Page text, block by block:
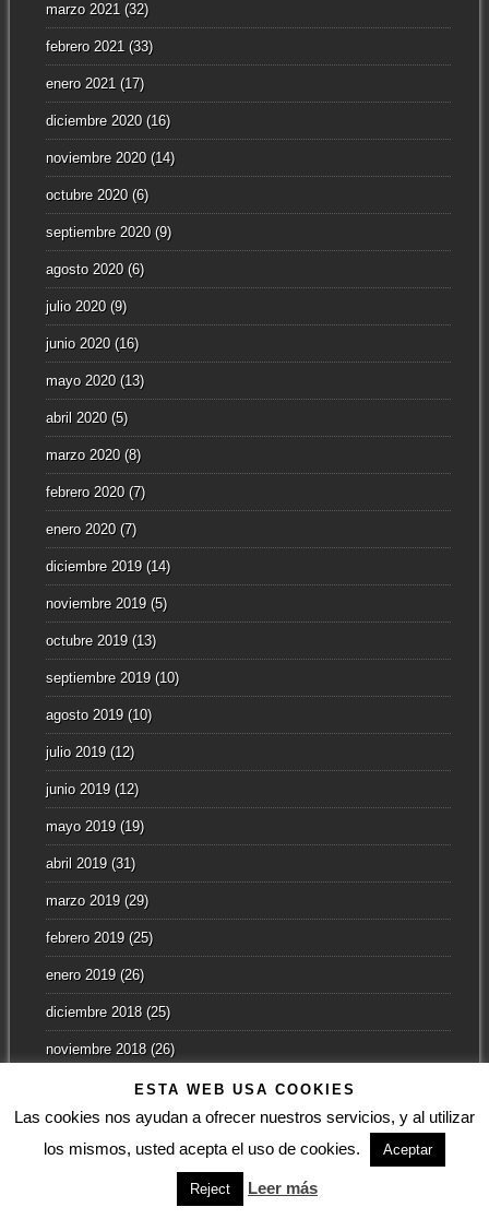
marzo 2021(32)
febrero 2021(33)
enero 2021(17)
diciembre 2020(16)
noviembre 2020(14)
octubre 2020(6)
septiembre 2020(9)
agosto 2020(6)
julio 2020(9)
junio 2020(16)
mayo 2020(13)
abril 2020(5)
marzo 2020(8)
febrero 2020(7)
enero 2020(7)
diciembre 2019(14)
noviembre 2019(5)
octubre 2019(13)
septiembre 2019(10)
agosto 2019(10)
julio 2019(12)
junio 2019(12)
mayo 2019(19)
abril 2019(31)
marzo 2019(29)
febrero 2019(25)
enero 2019(26)
diciembre 2018(25)
noviembre 2018(26)
(28)
septiembre 2018(15)
(19)
ESTA WEB USA COOKIES
Las cookies nos ayudan a ofrecer nuestros servicios, y al utilizar
los mismos, usted acepta el uso de cookies.
Aceptar
Reject Leer más